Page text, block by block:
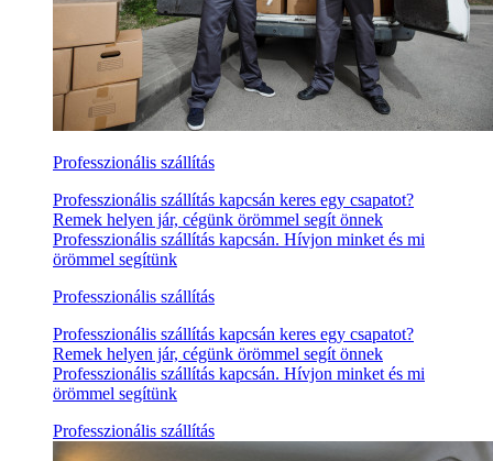
Professzionális szállítás
Professzionális szállítás kapcsán keres egy csapatot?
Remek helyen jár, cégünk örömmel segít önnek
Professzionális szállítás kapcsán. Hívjon minket és mi
örömmel segítünk
Professzionális szállítás
Professzionális szállítás kapcsán keres egy csapatot?
Remek helyen jár, cégünk örömmel segít önnek
Professzionális szállítás kapcsán. Hívjon minket és mi
örömmel segítünk
Professzionális szállítás